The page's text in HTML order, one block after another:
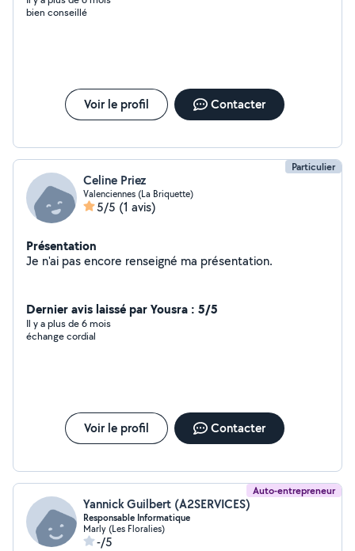
bien conseillé
Voir le profil Contacter
Particulier
Celine Priez
Valenciennes (La Briquette)
5/5 (1 avis)
Présentation
Je n'ai pas encore renseigné ma présentation.
Dernier avis laissé par Yousra : 5/5
Il y a plus de 6 mois
échange cordial
Voir le profil Contacter
Auto-entrepreneur
Yannick Guilbert (A2SERVICES)
Responsable Informatique
Marly (Les Floralies)
-/5